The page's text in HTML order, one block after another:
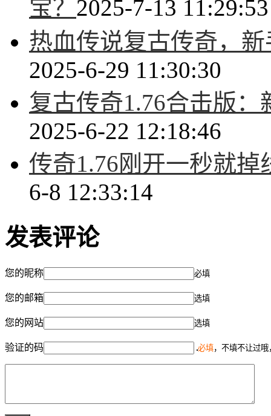
宝？ 2025-7-13 11:29:53
热血传说复古传奇，
2025-6-29 11:30:30
复古传奇1.76合击版
2025-6-22 12:18:46
传奇1.76刚开一秒就
6-8 12:33:14
发表评论
您的昵称 必填
您的邮箱 选填
您的网站 选填
验证的码 必填，不填不让过